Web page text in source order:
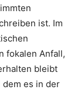
ist. Im
fokalen Anfall,
bleibt
dem es in der